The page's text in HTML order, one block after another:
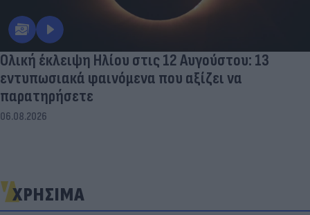
Ολική έκλειψη Ηλίου στις 12 Αυγούστου: 13
εντυπωσιακά φαινόμενα που αξίζει να
παρατηρήσετε
06.08.2026
ΧΡΗΣΙΜΑ